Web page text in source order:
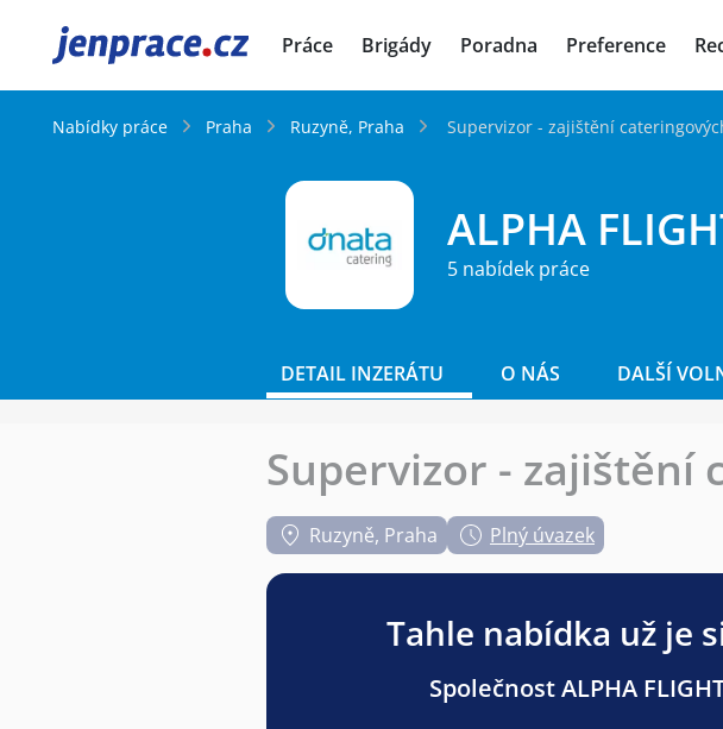
JenPráce.cz Práce Brigády Poradna Preference
Nabídky práce Praha Ruzyně, Praha Supervizor - zajištění
ALPHA
5 nabídek práce
DETAIL INZERÁTU O NÁS DALŠÍ
Supervizor - zajištění
Ruzyně, Praha Plný úvazek
Tahle nabídka už je
Společnost ALPHA